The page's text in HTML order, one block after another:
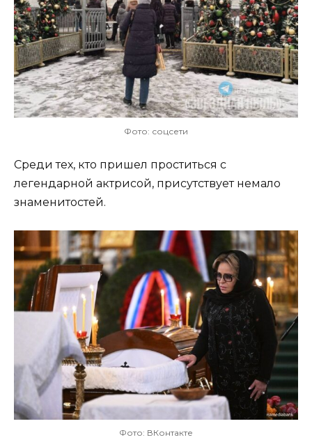
Фото: соцсети
Среди тех, кто пришел проститься с
легендарной актрисой, присутствует немало
знаменитостей.
Фото: ВКонтакте